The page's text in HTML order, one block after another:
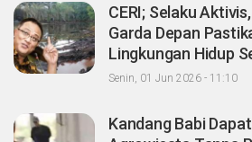
CERI; Selaku
Garda Depan
Lingkungan Hidup
Masyarakat
Senin, 01 Jun 2026 - 11:10
Kandang Babi